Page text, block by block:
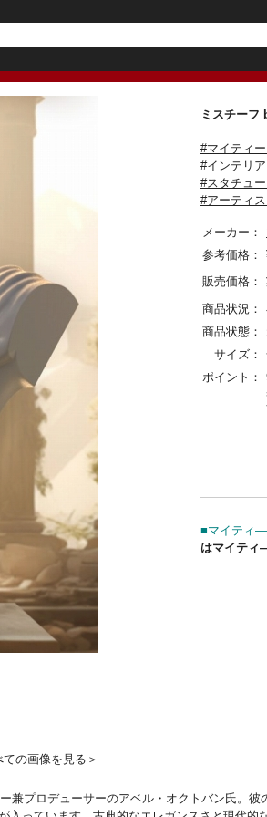
ての画像を見る＞
ミスチー
#マイティ
#インテリア
#スタチュ
#アーティ
メーカー：
参考価格：
販売価格：
商品状況：
商品状態：
サイズ：
ポイント：
■マイティ―
はマイティ
兼プロデューサーのアベル・オクトバン氏。